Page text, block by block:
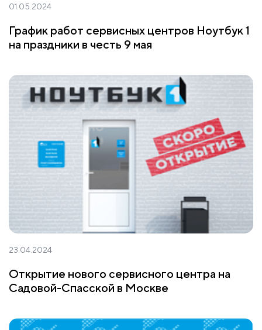
01.05.2024
График работ сервисных центров Ноутбук 1
на праздники в честь 9 мая
23.04.2024
Открытие нового сервисного центра на
Садовой-Спасской в Москве